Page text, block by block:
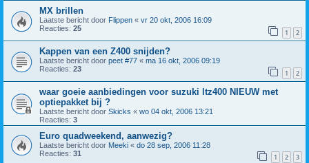
MX brillen
Laatste bericht door Flippen « vr 20 okt, 2006 16:09
Reacties: 25 1 2
Kappen van een Z400 snijden?
Laatste bericht door peet #77 « ma 16 okt, 2006 09:19
Reacties: 23 1 2
waar goeie aanbiedingen voor suzuki ltz400 NIEUW met
optiepakket bij ?
Laatste bericht door Skicks « wo 04 okt, 2006 13:21
Reacties: 3
Euro quadweekend, aanwezig?
Laatste bericht door Meeki « do 28 sep, 2006 11:28
Reacties: 31 1 2 3